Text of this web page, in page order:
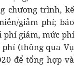
chương trình, kế
giảm phí; báo
phí giảm, mức phí
(thông qua Vụ
để tổng hợp và